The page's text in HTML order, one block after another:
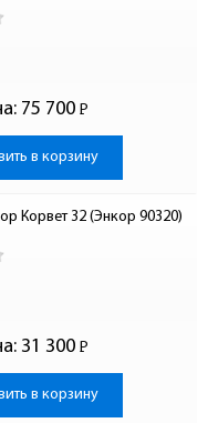
75 700 Р
-
в корзину
Корвет 32 (Энкор 90320)
31 300 Р
-
в корзину